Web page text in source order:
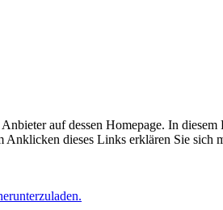
auf dessen Homepage. In
dieses Links erklären Sie sich